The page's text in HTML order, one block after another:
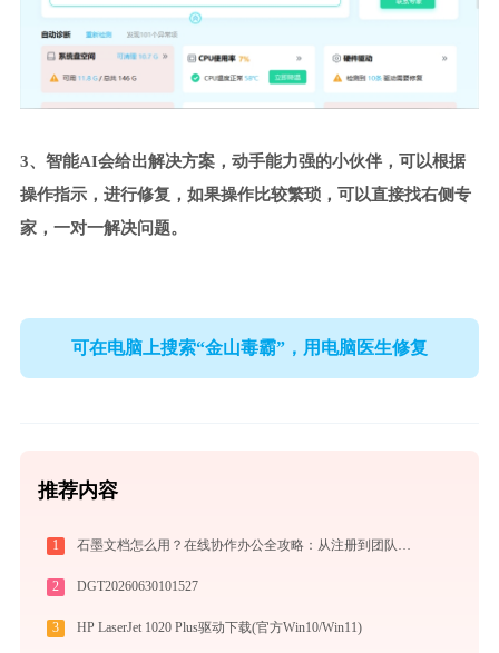
3、智能AI会给出解决方案，动手能力强的小伙伴，可以根据
操作指示，进行修复，如果操作比较繁琐，可以直接找右侧专
家，一对一解决问题。
可在电脑上搜索“金山毒霸”，用电脑医生修复
推荐内容
1 石墨文档怎么用？在线协作办公全攻略：从注册到团队高效协同
2 DGT20260630101527
3 HP LaserJet 1020 Plus驱动下载(官方Win10/Win11)